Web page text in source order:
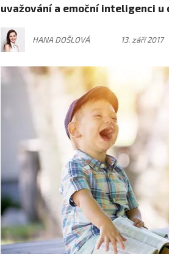
uvažování a emoční inteligenci
HANA DOŠLOVÁ 13. září 2017